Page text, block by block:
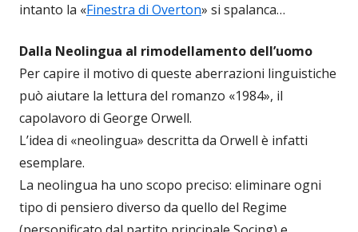
intanto la «Finestra di Overton» si spalanca…
Dalla Neolingua al rimodellamento dell’uomo
Per capire il motivo di queste aberrazioni linguistiche
può aiutare la lettura del romanzo «1984», il
capolavoro di George Orwell.
L’idea di «neolingua» descritta da Orwell è infatti
esemplare.
La neolingua ha uno scopo preciso: eliminare ogni
tipo di pensiero diverso da quello del Regime